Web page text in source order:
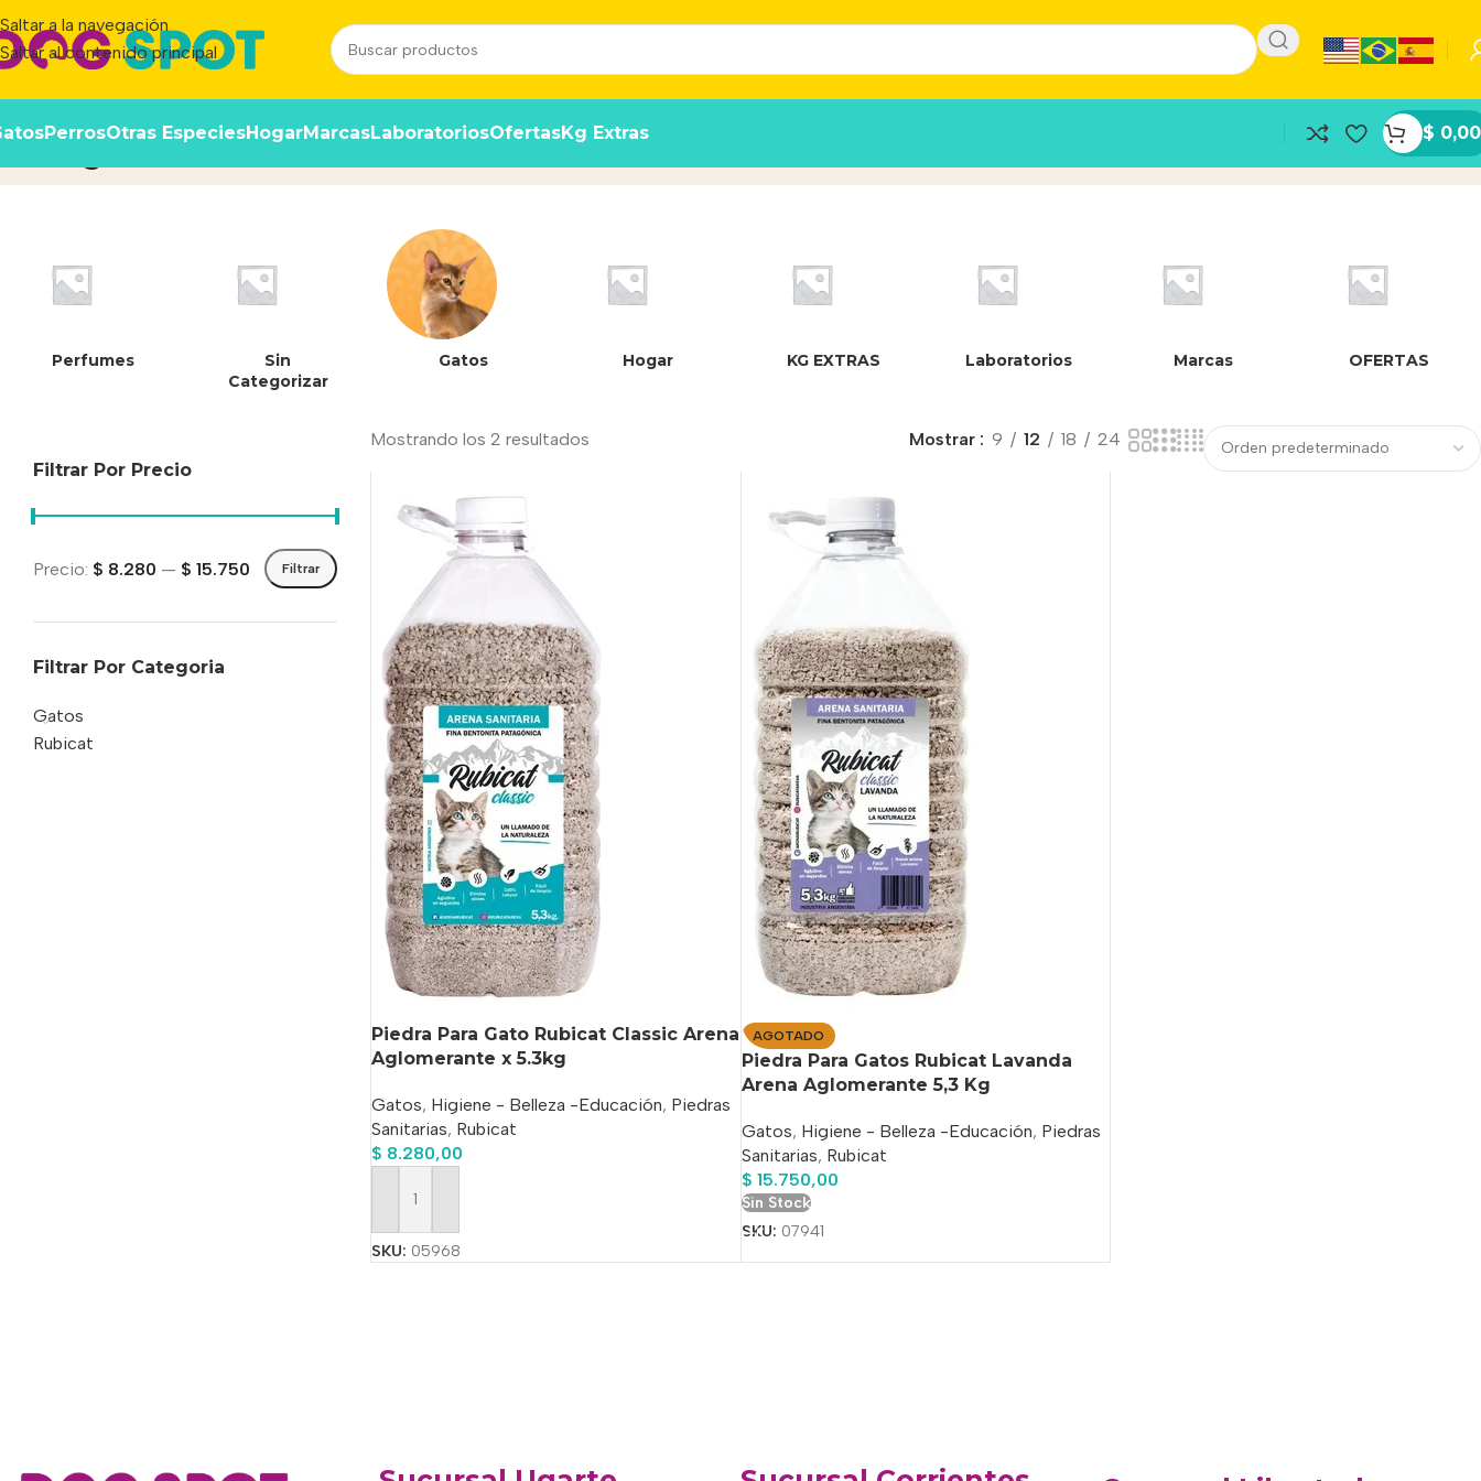
Saltar a la navegación
Saltar al contenido principal
PerrosOtras EspeciesHogarMarcasLaboratoriosOfertasKg Extras $ 0,00
Perfumes
Sin
Categorizar
Gatos Hogar KG EXTRAS Laboratorios Marcas OFERTAS
Filtrar Por Precio
Filtrar
Precio: $ 8.280 — $ 15.750
Filtrar Por Categoria
Gatos
Rubicat
Mostrando los 2 resultados Mostrar 9 12 18 24
Piedra Para Gato Rubicat Classic Arena
Aglomerante x 5.3kg
Gatos, Higiene - Belleza -Educación, Piedras
Sanitarias, Rubicat
$ 8.280,00
Añadir Al Carrito
SKU: 05968
AGOTADO
Piedra Para Gatos Rubicat Lavanda
Arena Aglomerante 5,3 Kg
Gatos, Higiene - Belleza -Educación, Piedras
Sanitarias, Rubicat
$ 15.750,00
Sin Stock
SKU: 07941